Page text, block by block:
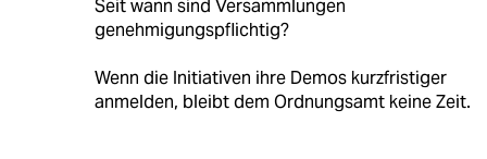
Seit wann sind Versammlungen
genehmigungspflichtig?
Wenn die Initiativen ihre Demos kurzfristiger
anmelden, bleibt dem Ordnungsamt keine Zeit.